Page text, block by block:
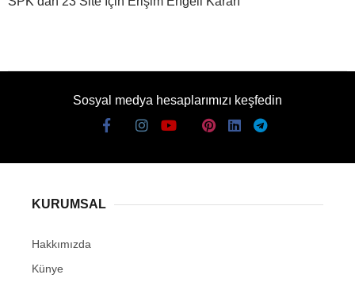
Sosyal medya hesaplarımızı keşfedin
KURUMSAL
Hakkımızda
Künye